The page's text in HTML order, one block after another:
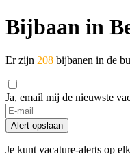
Bijbaan in
Er zijn 208 bijbanen in de
Ja, email mij de nieuwste
Alert opslaan
Je kunt vacature-alerts op